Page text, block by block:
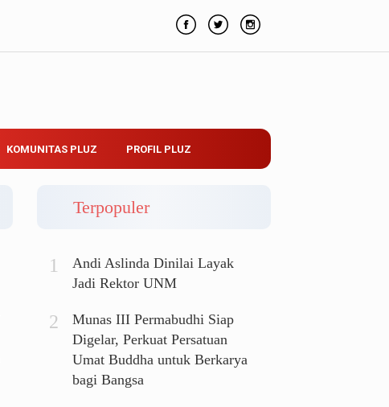
KOMUNITAS PLUZ PROFIL PLUZ
Terpopuler
Andi Aslinda Dinilai Layak
Jadi Rektor UNM
Munas III Permabudhi Siap
Digelar, Perkuat Persatuan
Umat Buddha untuk Berkarya
bagi Bangsa